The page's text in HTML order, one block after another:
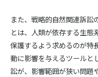
また、戦略的自然関連訴訟
とは、人類が依存する生態
保護するよう求めるのが特
動に影響を与えるツールと
訟が、影響範囲が狭い問題